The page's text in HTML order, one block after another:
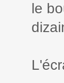
le